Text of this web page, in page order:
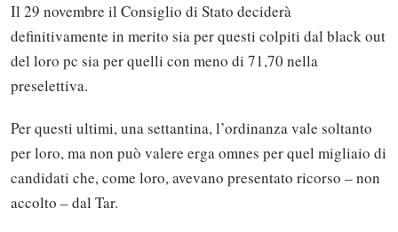
Il 29 novembre il Consiglio di Stato deciderà
definitivamente in merito sia per questi colpiti dal black out
del loro pc sia per quelli con meno di 71,70 nella
preselettiva.
Per questi ultimi, una settantina, l’ordinanza vale soltanto
per loro, ma non può valere erga omnes per quel migliaio di
candidati che, come loro, avevano presentato ricorso – non
accolto – dal Tar.